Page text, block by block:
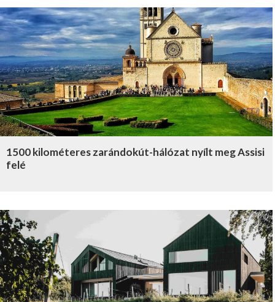
1500 kilométeres zarándokút-hálózat nyílt meg Assisi
felé